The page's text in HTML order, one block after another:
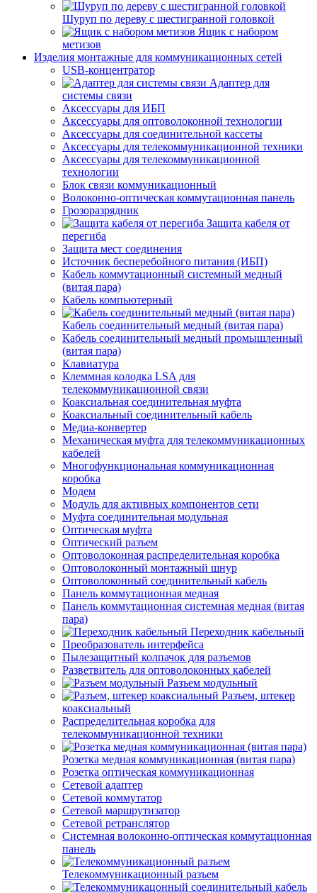
Шуруп по дереву с шестигранной головкой
Ящик с набором
метизов
Изделия монтажные для коммуникационных сетей
USB-концентратор
Адаптер для
системы связи
Аксессуары для ИБП
Аксессуары для оптоволоконной технологии
Аксессуары для соединительной кассеты
Аксессуары для телекоммуникационной техники
Аксессуары для телекоммуникационной
технологии
Блок связи коммуникационный
Волоконно-оптическая коммутационная панель
Грозоразрядник
Защита кабеля от
перегиба
Защита мест соединения
Источник бесперебойного питания (ИБП)
Кабель коммутационный системный медный
(витая пара)
Кабель компьютерный
Кабель соединительный медный (витая пара)
Кабель соединительный медный промышленный
(витая пара)
Клавиатура
Клеммная колодка LSA для
телекоммуникационной связи
Коаксиальная соединительная муфта
Коаксиальный соединительный кабель
Медиа-конвертер
Механическая муфта для телекоммуникационных
кабелей
Многофункциональная коммуникационная
коробка
Модем
Модуль для активных компонентов сети
Муфта соединительная модульная
Оптическая муфта
Оптический разъем
Оптоволоконная распределительная коробка
Оптоволоконный монтажный шнур
Оптоволоконный соединительный кабель
Панель коммутационная медная
Панель коммутационная системная медная (витая
пара)
Переходник кабельный
Преобразователь интерфейса
Пылезащитный колпачок для разъемов
Разветвитель для оптоволоконных кабелей
Разъем модульный
Разъем, штекер
коаксиальный
Распределительная коробка для
телекоммуникационной техники
Розетка медная коммуникационная (витая пара)
Розетка оптическая коммуникационная
Сетевой адаптер
Сетевой коммутатор
Сетевой маршрутизатор
Сетевой ретранслятор
Системная волоконно-оптическая коммутационная
панель
Телекоммуникационный разъем